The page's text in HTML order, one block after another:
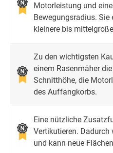
Motorleistung und
Bewegungsradius.
kleinere bis
Zu den wichtigsten
einem Rasenmäher
Schnitthöhe, die
des Auffangkorbs.
Eine nützliche
Vertikutieren. Dadurch
und kann neue